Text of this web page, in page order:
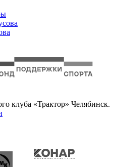
клуба «Трактор» Челябинск.